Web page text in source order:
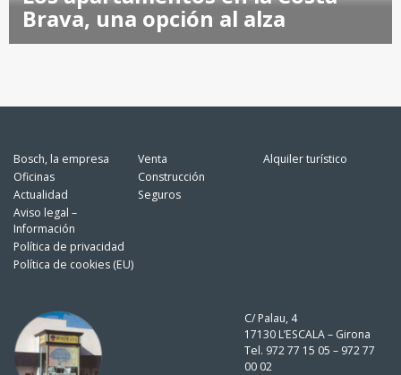
Brava, una opción al alza
Bosch, la empresa
Oficinas
Actualidad
Aviso legal –
Información
Política de privacidad
Política de cookies (EU)
Venta
Construcción
Seguros
Alquiler turístico
C/ Palau, 4
17130 L’ESCALA – Girona
Tel. 972 77 15 05 – 972 77
00 02